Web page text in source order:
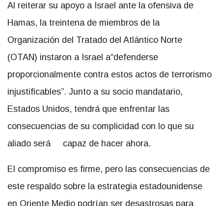
Al reiterar su apoyo a Israel ante la ofensiva de
Hamas, la treintena de miembros de la
Organización del Tratado del Atlántico Norte
(OTAN) instaron a Israel a“defenderse
proporcionalmente contra estos actos de terrorismo
injustificables”. Junto a su socio mandatario,
Estados Unidos, tendrá que enfrentar las
consecuencias de su complicidad con lo que su
aliado será capaz de hacer ahora.
El compromiso es firme, pero las consecuencias de
este respaldo sobre la estrategia estadounidense
en Oriente Medio podrían ser desastrosas para